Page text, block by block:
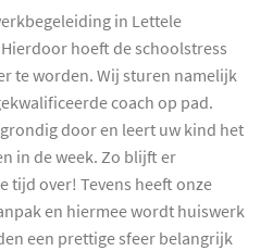
in Lettele
hoeft de schoolstress
te worden. Wij sturen namelijk
coach op pad.
door en leert uw kind het
in de week. Zo blijft er
tijd over! Tevens heeft onze
en hiermee wordt huiswerk
een prettige sfeer belangrijk